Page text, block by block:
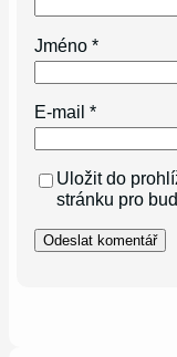
Jméno*
E-mail*
Uložit do
stránku pro